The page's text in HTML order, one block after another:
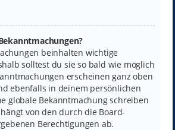
beinhalten wichtige
solltest du sie so bald wie möglich
erscheinen ganz oben
ebenfalls in deinem persönlichen
globale Bekanntmachung schreiben
von den durch die Board-
Berechtigungen ab.